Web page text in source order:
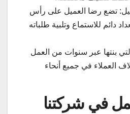
تضع رضا العميل على رأس
دائم للاستماع وتلبية طلباته
بنتها عبر سنوات من العمل
العملاء في جميع أنحاء
في شركتنا